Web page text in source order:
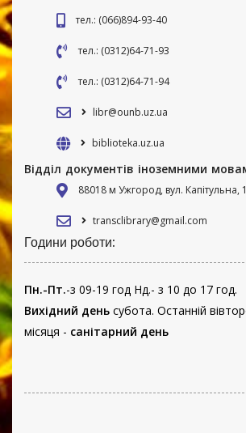
тел.: (066)894-93-40
тел.: (0312)64-71-93
тел.: (0312)64-71-94
libr@ounb.uz.ua
biblioteka.uz.ua
Відділ документів іноземними
88018 м Ужгород, вул. Капітульна,
transclibrary@gmail.com
Години роботи:
Пн.-Пт.-з 09-19 год Нд.- з 10 до 17 год.
Вихідний день субота. Останній
місяця - санітарний день